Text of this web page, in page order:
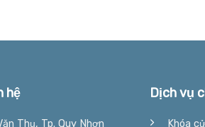
hệ
Thụ, Tp. Quy Nhơn
Dịch vụ
Khóa